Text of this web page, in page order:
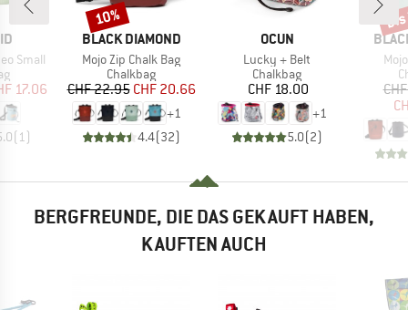
Small
Preis
17.06
( 1)
MARKE
BLACK DIAMOND
Artikel
Mojo Zip Chalk Bag
Produktgruppe
Chalkbag
Preis
CHF 22.95reduzierter Preis
CHF 20.66
+1
4.4(32)
Rabatt
10%
MARKE
OCUN
Artikel
Lucky + Belt
Produktgruppe
Chalkbag
Preis
CHF 18.00
+1
5.0(2)
BERGFREUNDE, DIE DAS GEKAUFT HABEN,
KAUFTEN AUCH